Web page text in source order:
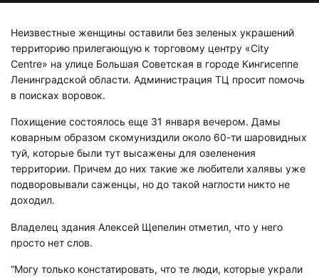
Неизвестные женщины оставили без зеленых украшений
территорию прилегающую к торговому центру «City
Centre» на улице Большая Советская в городе Кингисеппе
Ленинградской области. Администрация ТЦ просит помочь
в поисках воровок.
Похищение состоялось еще 31 января вечером. Дамы
коварным образом скомуниздили около 60-ти шаровидных
туй, которые были тут высажены для озеленения
территории. Причем до них такие же любители халявы уже
подворовывали саженцы, но до такой наглости никто не
доходил.
Владелец здания Алексей Щепелин отметил, что у него
просто нет слов.
“Могу только констатировать, что те люди, которые украли